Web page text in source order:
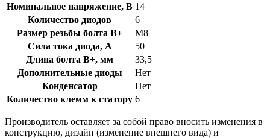
Номинальное напряжение, В 14
Количество диодов
6
Размер резьбы болта B+
M8
Сила тока диода, А
50
Длина болта B+, мм
33,5
Дополнительные диоды
Нет
Конденсатор
Нет
Количество клемм к статору 6
Производитель оставляет за собой право вносить изменения в
конструкцию, дизайн (изменение внешнего вида) и